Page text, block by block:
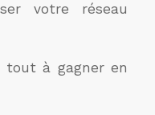
votre réseau
tout à gagner en